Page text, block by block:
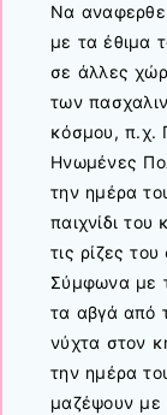
Να
με τα έθιμα
σε άλλες
των
κόσμου, π.χ.
Ηνωμένες
την ημέρα
παιχνίδι
τις ρίζες
Σύμφωνα με
τα αβγά από
νύχτα στον
την ημέρα
μαζέψουν με